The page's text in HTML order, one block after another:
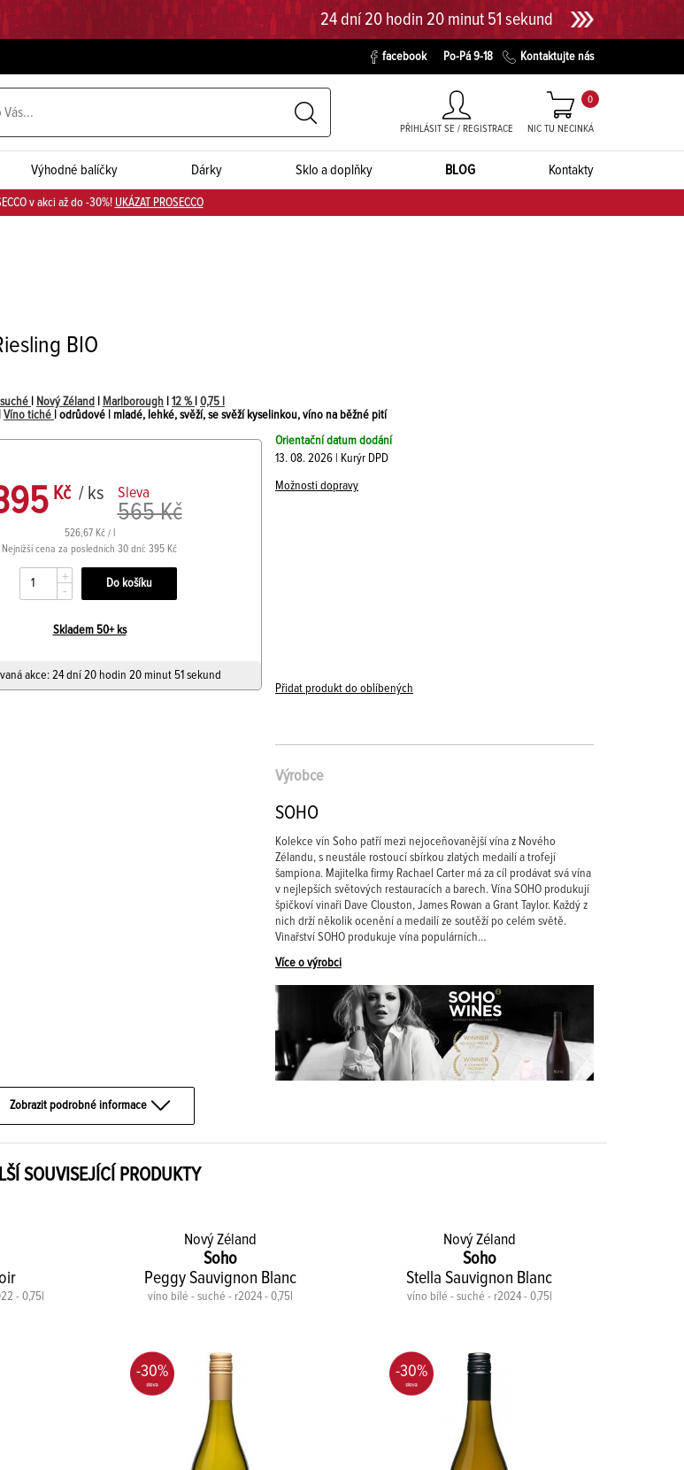
24 dní 20 hodin 20 minut 51 sekund
facebook Po-Pá 9-18 Kontaktujte nás
PŘIHLÁSIT SE / REGISTRACE NIC TU NECINKÁ
0
Výhodné balíčky Dárky Sklo a doplňky BLOG Kontakty
v akci až do -30%! UKÁZAT PROSECCO
BIO
Nový Zéland Marlborough 12 % 0,75 l
Víno tiché | odrůdové | mladé, lehké, svěží, se svěží kyselinkou, víno na běžné pití
Kč / ks Sleva
565 Kč
526,67 Kč / l
Nejnižší cena za posledních 30 dní: 395 Kč
+
-
Skladem 50+ ks
akce: 24 dní 20 hodin 20 minut 51 sekund
Orientační datum dodání
13. 08. 2026 | Kurýr DPD
Možnosti dopravy
Přidat produkt do oblíbených
Zobrazit podrobné informace
Výrobce
SOHO
Kolekce vín Soho patří mezi nejoceňovanější vína z Nového
Zélandu, s neustále rostoucí sbírkou zlatých medailí a trofejí
šampiona. Majitelka firmy Rachael Carter má za cíl prodávat svá vína
v nejlepších světových restauracích a barech. Vína SOHO produkují
špičkoví vinaři Dave Clouston, James Rowan a Grant Taylor. Každý z
nich drží několik ocenění a medailí ze soutěží po celém světě.
Vinařství SOHO produkuje vína populárních…
Více o výrobci
SOUVISEJÍCÍ PRODUKTY
- 0,75l
Nový Zéland
Soho
Peggy Sauvignon Blanc
víno bílé - suché - r2024 - 0,75l
-30%
Nový Zéland
Soho
Stella Sauvignon Blanc
víno bílé - suché - r2024 - 0,75l
-30%